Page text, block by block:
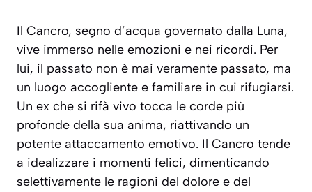
Il Cancro, segno d’acqua governato dalla Luna,
vive immerso nelle emozioni e nei ricordi. Per
lui, il passato non è mai veramente passato, ma
un luogo accogliente e familiare in cui rifugiarsi.
Un ex che si rifà vivo tocca le corde più
profonde della sua anima, riattivando un
potente attaccamento emotivo. Il Cancro tende
a idealizzare i momenti felici, dimenticando
selettivamente le ragioni del dolore e del